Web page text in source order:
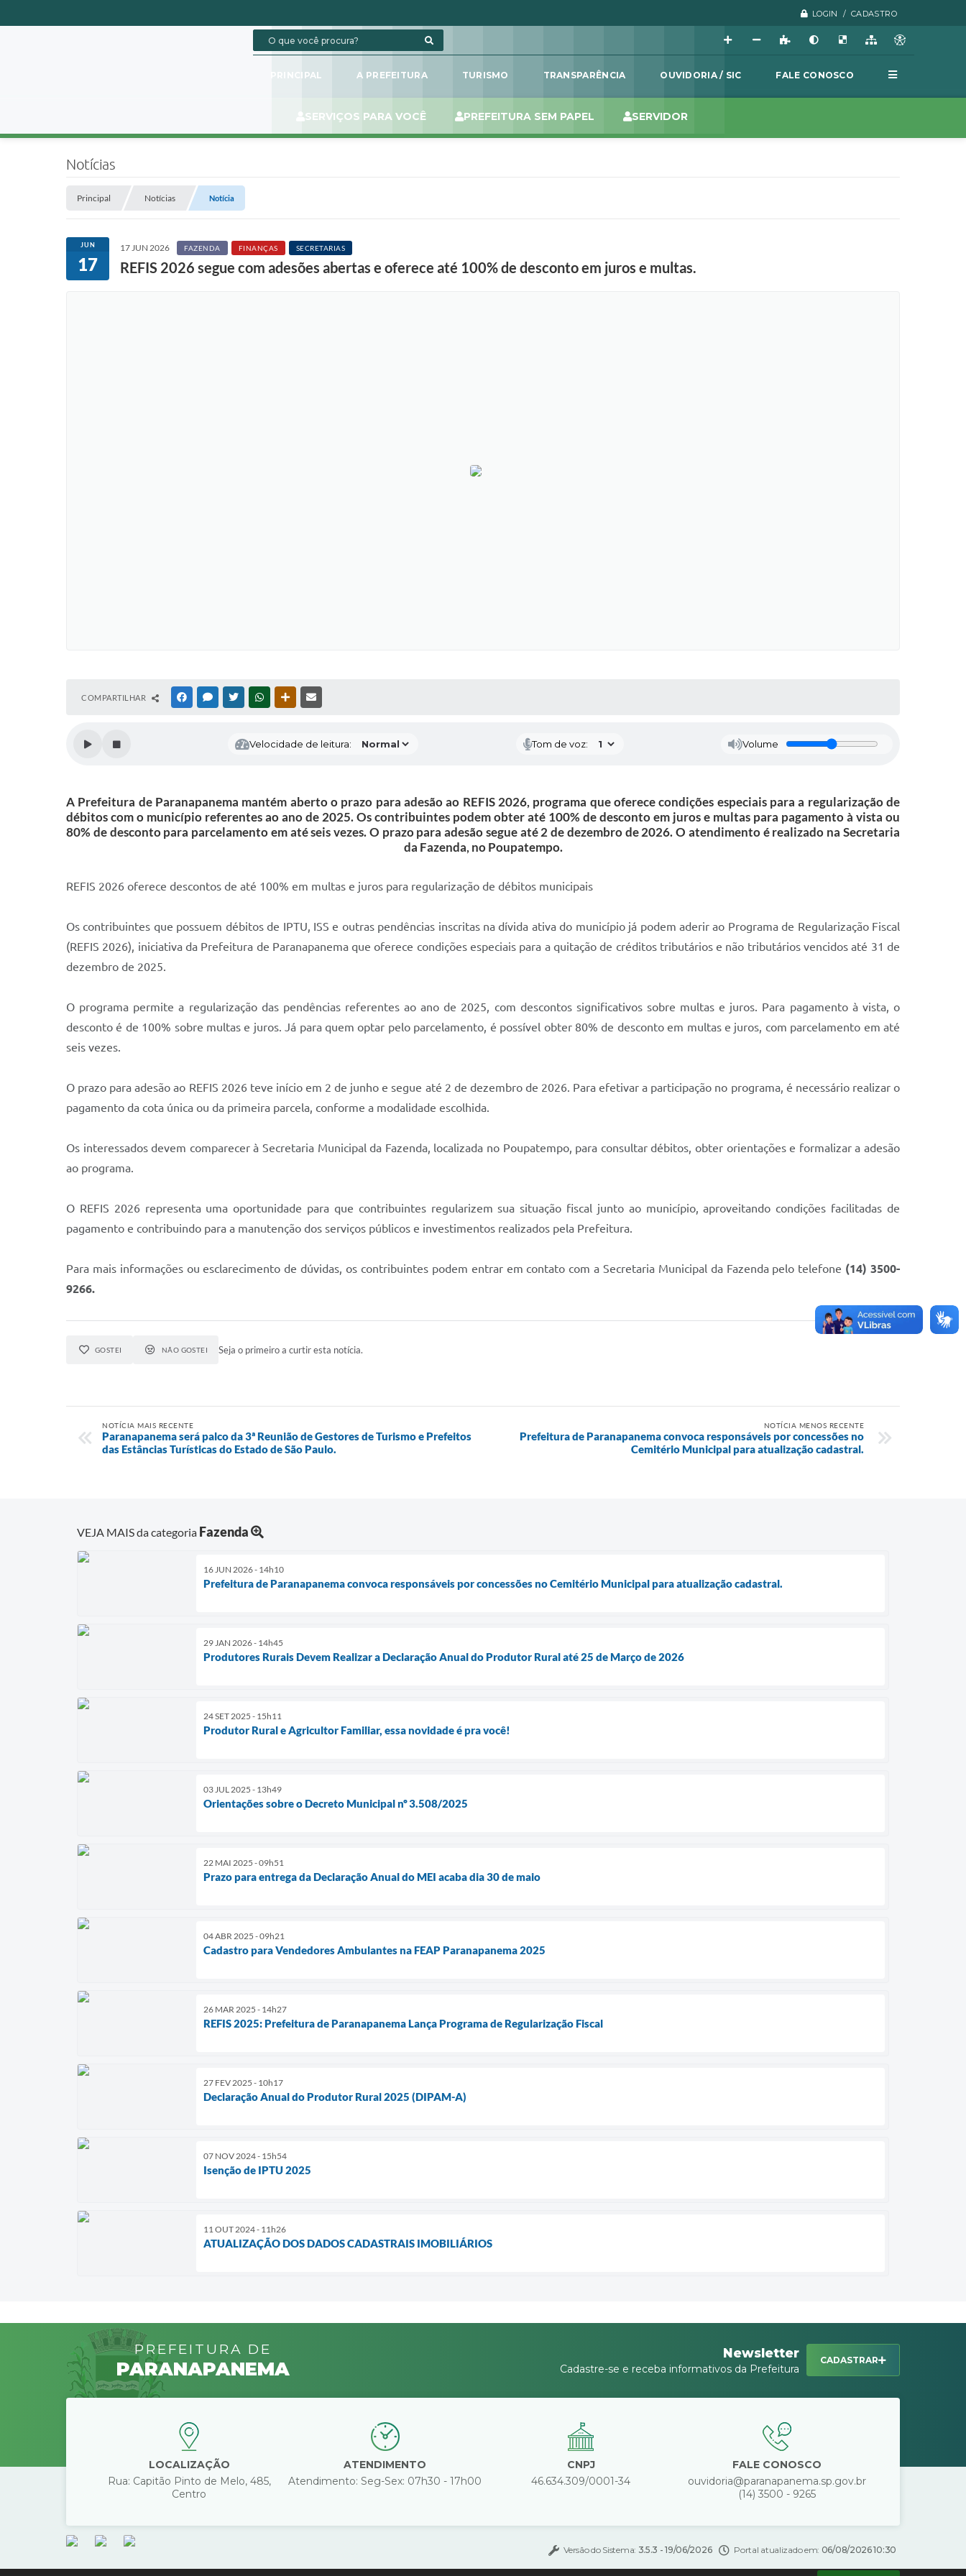
LOGIN / CADASTRO
PRINCIPAL A PREFEITURA TURISMO TRANSPARÊNCIA OUVIDORIA / SIC FALE CONOSCO
SERVIÇOS PARA VOCÊ PREFEITURA SEM PAPEL SERVIDOR
Notícias
Principal Notícias Notícia
JUN
17
17 JUN 2026 FAZENDA FINANÇAS SECRETARIAS
REFIS 2026 segue com adesões abertas e oferece até 100% de desconto em juros e multas.
COMPARTILHAR FACEBOOKMESSENGER
TWITTERWHATSAPPOUTRAS MÍDIAS
Velocidade de leitura: Tom de voz: Volume
A Prefeitura de Paranapanema mantém aberto o prazo para adesão ao REFIS 2026, programa que oferece condições especiais para a regularização de
débitos com o município referentes ao ano de 2025. Os contribuintes podem obter até 100% de desconto em juros e multas para pagamento à vista ou
80% de desconto para parcelamento em até seis vezes. O prazo para adesão segue até 2 de dezembro de 2026. O atendimento é realizado na Secretaria
da Fazenda, no Poupatempo.
REFIS 2026 oferece descontos de até 100% em multas e juros para regularização de débitos municipais
Os contribuintes que possuem débitos de IPTU, ISS e outras pendências inscritas na dívida ativa do município já podem aderir ao Programa de Regularização Fiscal
(REFIS 2026), iniciativa da Prefeitura de Paranapanema que oferece condições especiais para a quitação de créditos tributários e não tributários vencidos até 31 de
dezembro de 2025.
O programa permite a regularização das pendências referentes ao ano de 2025, com descontos significativos sobre multas e juros. Para pagamento à vista, o
desconto é de 100% sobre multas e juros. Já para quem optar pelo parcelamento, é possível obter 80% de desconto em multas e juros, com parcelamento em até
seis vezes.
O prazo para adesão ao REFIS 2026 teve início em 2 de junho e segue até 2 de dezembro de 2026. Para efetivar a participação no programa, é necessário realizar o
pagamento da cota única ou da primeira parcela, conforme a modalidade escolhida.
Os interessados devem comparecer à Secretaria Municipal da Fazenda, localizada no Poupatempo, para consultar débitos, obter orientações e formalizar a adesão
ao programa.
O REFIS 2026 representa uma oportunidade para que contribuintes regularizem sua situação fiscal junto ao município, aproveitando condições facilitadas de
pagamento e contribuindo para a manutenção dos serviços públicos e investimentos realizados pela Prefeitura.
Para mais informações ou esclarecimento de dúvidas, os contribuintes podem entrar em contato com a Secretaria Municipal da Fazenda pelo telefone (14) 3500-
9266.
GOSTEI NÃO GOSTEI Seja o primeiro a curtir esta notícia.
NOTÍCIA MAIS RECENTE
Paranapanema será palco da 3ª Reunião de Gestores de Turismo e Prefeitos
das Estâncias Turísticas do Estado de São Paulo.
NOTÍCIA MENOS RECENTE
Prefeitura de Paranapanema convoca responsáveis por concessões no
Cemitério Municipal para atualização cadastral.
VEJA MAIS da categoria Fazenda
16 JUN 2026 - 14h10
Prefeitura de Paranapanema convoca responsáveis por concessões no Cemitério Municipal para atualização cadastral.
29 JAN 2026 - 14h45
Produtores Rurais Devem Realizar a Declaração Anual do Produtor Rural até 25 de Março de 2026
24 SET 2025 - 15h11
Produtor Rural e Agricultor Familiar, essa novidade é pra você!
03 JUL 2025 - 13h49
Orientações sobre o Decreto Municipal nº 3.508/2025
22 MAI 2025 - 09h51
Prazo para entrega da Declaração Anual do MEI acaba dia 30 de maio
04 ABR 2025 - 09h21
Cadastro para Vendedores Ambulantes na FEAP Paranapanema 2025
26 MAR 2025 - 14h27
REFIS 2025: Prefeitura de Paranapanema Lança Programa de Regularização Fiscal
27 FEV 2025 - 10h17
Declaração Anual do Produtor Rural 2025 (DIPAM-A)
07 NOV 2024 - 15h54
Isenção de IPTU 2025
11 OUT 2024 - 11h26
ATUALIZAÇÃO DOS DADOS CADASTRAIS IMOBILIÁRIOS
PREFEITURA DE
PARANAPANEMA
Newsletter
Cadastre-se e receba informativos da Prefeitura
CADASTRAR
LOCALIZAÇÃO
Rua: Capitão Pinto de Melo, 485,
Centro
ATENDIMENTO
Atendimento: Seg-Sex: 07h30 - 17h00
CNPJ
46.634.309/0001-34
FALE CONOSCO
ouvidoria@paranapanema.sp.gov.br
(14) 3500 - 9265
Versão do Sistema: 3.5.3 - 19/06/2026 Portal atualizado em: 06/08/2026 10:30